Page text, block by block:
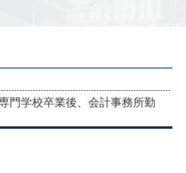
門学校卒業後、会計事務所勤